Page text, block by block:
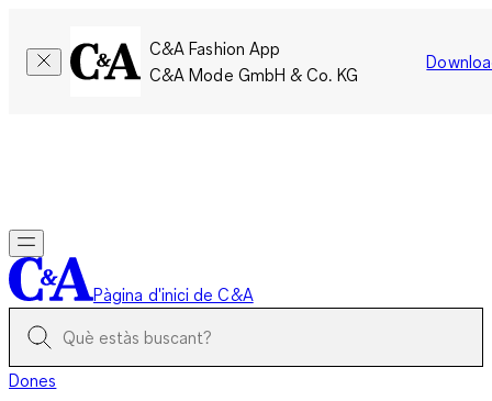
C&A Fashion App
C&A Mode GmbH & Co. KG
Pàgina d'inici de C&A
Dones